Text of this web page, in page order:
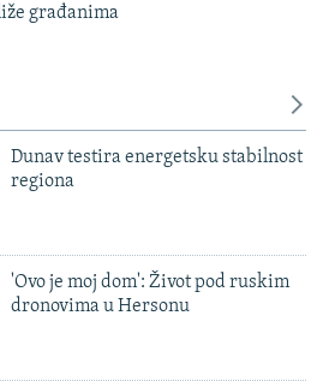
građanima
Dunav testira energetsku stabilnost
regiona
'Ovo je moj dom': Život pod ruskim
dronovima u Hersonu